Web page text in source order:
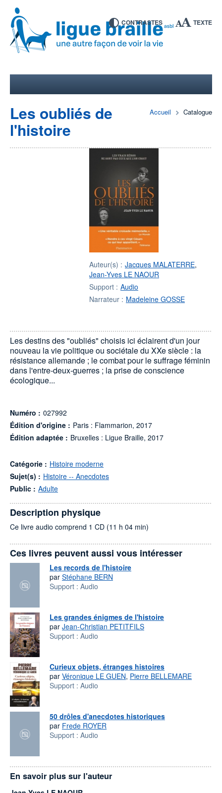
CONTRASTES TEXTE
Accueil Catalogue
Les oubliés de
l'histoire
Auteur(s) : Jacques MALATERRE,
Jean-Yves LE NAOUR
Support : Audio
Narrateur : Madeleine GOSSE
Les destins des "oubliés" choisis ici éclairent d'un jour
nouveau la vie politique ou sociétale du XXe siècle : la
résistance allemande ; le combat pour le suffrage féminin
dans l'entre-deux-guerres ; la prise de conscience
écologique...
Numéro : 027992
Édition d'origine : Paris : Flammarion, 2017
Édition adaptée : Bruxelles : Ligue Braille, 2017
Catégorie : Histoire moderne
Sujet(s) : Histoire -- Anecdotes
Public : Adulte
Description physique
Ce livre audio comprend 1 CD (11 h 04 min)
Ces livres peuvent aussi vous intéresser
Les records de l'histoire
par Stéphane BERN
Support : Audio
Les grandes énigmes de l'histoire
par Jean-Christian PETITFILS
Support : Audio
Curieux objets, étranges histoires
par Véronique LE GUEN, Pierre BELLEMARE
Support : Audio
50 drôles d'anecdotes historiques
par Frede ROYER
Support : Audio
En savoir plus sur l'auteur